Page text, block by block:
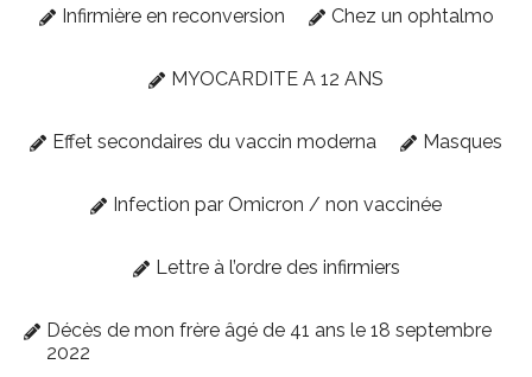
Infirmière en reconversion Chez un ophtalmo
MYOCARDITE A 12 ANS
Effet secondaires du vaccin moderna Masques
Infection par Omicron / non vaccinée
Lettre à l’ordre des infirmiers
Décès de mon frère âgé de 41 ans le 18 septembre
2022